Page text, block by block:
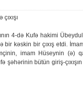
4-də Kufə hakimi
bir kəskin bir çıxış etdi.
imam Hüseynin (ə)
şəhərinin bütün giriş-